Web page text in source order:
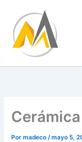
contenido
Pormadeco/mayo 5,